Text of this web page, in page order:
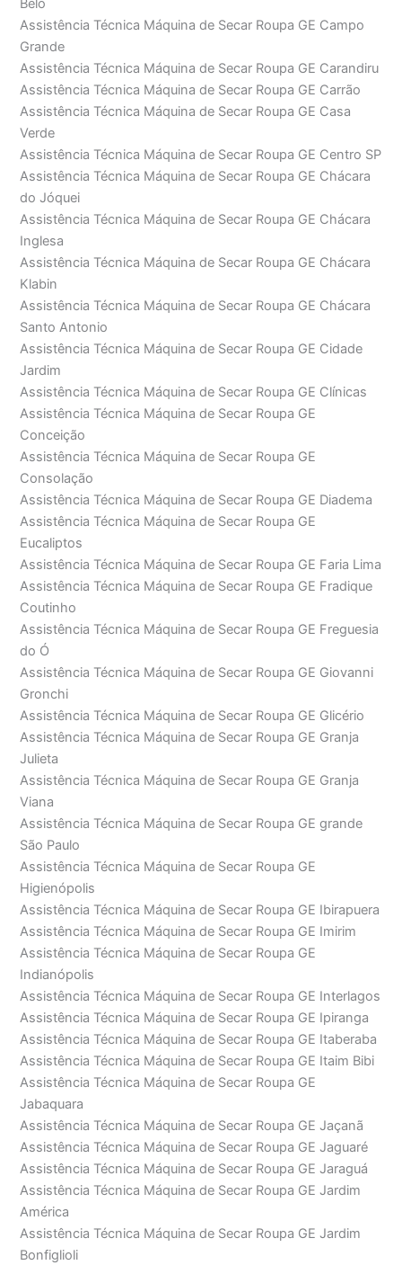
Belo
Assistência Técnica Máquina de Secar Roupa GE Campo
Grande
Assistência Técnica Máquina de Secar Roupa GE Carandiru
Assistência Técnica Máquina de Secar Roupa GE Carrão
Assistência Técnica Máquina de Secar Roupa GE Casa
Verde
Assistência Técnica Máquina de Secar Roupa GE Centro SP
Assistência Técnica Máquina de Secar Roupa GE Chácara
do Jóquei
Assistência Técnica Máquina de Secar Roupa GE Chácara
Inglesa
Assistência Técnica Máquina de Secar Roupa GE Chácara
Klabin
Assistência Técnica Máquina de Secar Roupa GE Chácara
Santo Antonio
Assistência Técnica Máquina de Secar Roupa GE Cidade
Jardim
Assistência Técnica Máquina de Secar Roupa GE Clínicas
Assistência Técnica Máquina de Secar Roupa GE
Conceição
Assistência Técnica Máquina de Secar Roupa GE
Consolação
Assistência Técnica Máquina de Secar Roupa GE Diadema
Assistência Técnica Máquina de Secar Roupa GE
Eucaliptos
Assistência Técnica Máquina de Secar Roupa GE Faria Lima
Assistência Técnica Máquina de Secar Roupa GE Fradique
Coutinho
Assistência Técnica Máquina de Secar Roupa GE Freguesia
do Ó
Assistência Técnica Máquina de Secar Roupa GE Giovanni
Gronchi
Assistência Técnica Máquina de Secar Roupa GE Glicério
Assistência Técnica Máquina de Secar Roupa GE Granja
Julieta
Assistência Técnica Máquina de Secar Roupa GE Granja
Viana
Assistência Técnica Máquina de Secar Roupa GE grande
São Paulo
Assistência Técnica Máquina de Secar Roupa GE
Higienópolis
Assistência Técnica Máquina de Secar Roupa GE Ibirapuera
Assistência Técnica Máquina de Secar Roupa GE Imirim
Assistência Técnica Máquina de Secar Roupa GE
Indianópolis
Assistência Técnica Máquina de Secar Roupa GE Interlagos
Assistência Técnica Máquina de Secar Roupa GE Ipiranga
Assistência Técnica Máquina de Secar Roupa GE Itaberaba
Assistência Técnica Máquina de Secar Roupa GE Itaim Bibi
Assistência Técnica Máquina de Secar Roupa GE
Jabaquara
Assistência Técnica Máquina de Secar Roupa GE Jaçanã
Assistência Técnica Máquina de Secar Roupa GE Jaguaré
Assistência Técnica Máquina de Secar Roupa GE Jaraguá
Assistência Técnica Máquina de Secar Roupa GE Jardim
América
Assistência Técnica Máquina de Secar Roupa GE Jardim
Bonfiglioli